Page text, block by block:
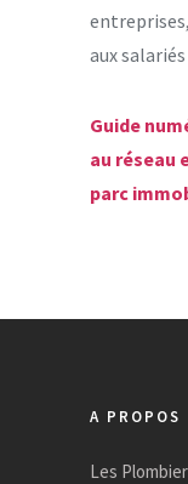
aux
Guide
au réseau
parc
A PROPOS
Les